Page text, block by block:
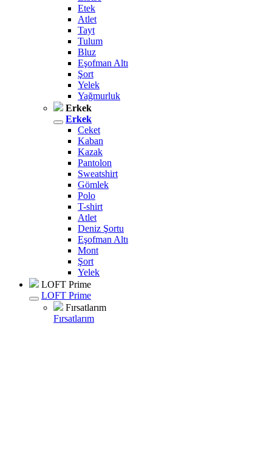
Etek
Atlet
Tayt
Tulum
Bluz
Eşofman Altı
Şort
Yelek
Yağmurluk
Erkek
Erkek
Ceket
Kaban
Kazak
Pantolon
Sweatshirt
Gömlek
Polo
T-shirt
Atlet
Deniz Şortu
Eşofman Altı
Mont
Şort
Yelek
LOFT Prime
LOFT Prime
Fırsatlarım
Fırsatlarım